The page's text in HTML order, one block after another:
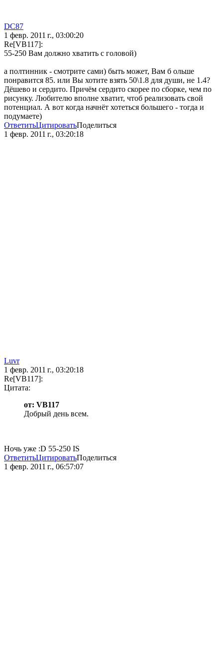
DC87
1 февр. 2011 г., 03:00:20
Re[VB117]:
55-250 Вам должно хватить с головой)
а полтинник - смотрите сами) быть может, Вам б ольше
понравится 85. или Вы хотите взять 50\1.8 для души, не 1.4?
Дёшево и сердито. Причём сердито скорее по сборке, чем по
рисунку. Любителю вполне хватит, чтоб реализовать свой
потенциал. А вот когда начнёт хотеться большего - тогда и
подумаете)
ОтветитьЦитироватьПоделиться
1 февр. 2011 г., 03:20:18
Luvr
1 февр. 2011 г., 03:20:18
Re[VB117]:
Цитата:
от: VB117
Добрый день всем.
Ночь уже :D 55-250 IS
ОтветитьЦитироватьПоделиться
1 февр. 2011 г., 06:57:07